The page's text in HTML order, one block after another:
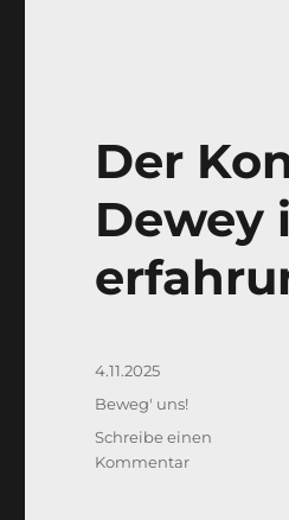
Der
Dewey
Veröffentlicht
4.11.2025
Kategorien
Beweg' uns!
Schreibe einen
Kommentarzu